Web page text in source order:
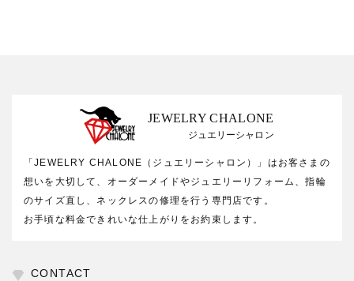
JEWELRY CHALONE
ジュエリーシャロン
「JEWELRY CHALONE（ジュエリーシャロン）」はお客さまの
想いを大切して、オーダーメイドやジュエリーリフォーム、指輪
のサイズ直し、ネックレスの修理を行う専門店です。
お手頃な料金できれいな仕上がりをお約束します。
CONTACT